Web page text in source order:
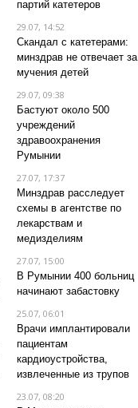
партий катетеров
29.07, 14:52
Скандал с катетерами:
минздрав не отвечает за
мучения детей
29.07, 09:38
Бастуют около 500
учреждений
здравоохранения
Румынии
27.07, 17:37
Минздрав расследует
схемы в агентстве по
лекарствам и
медизделиям
27.07, 15:00
В Румынии 400 больниц
начинают забастовку
25.07, 06:01
Врачи имплантировали
пациентам
кардиоустройства,
извлеченные из трупов
23.07, 08:20